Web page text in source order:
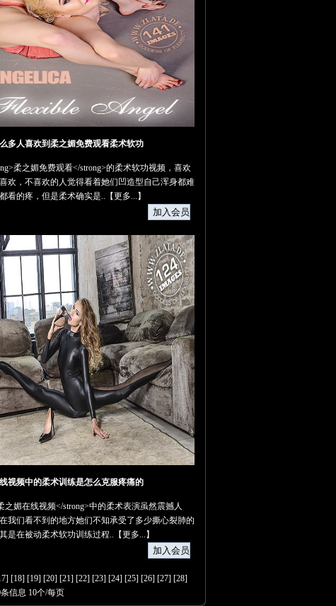
多人喜欢到柔之媚免费观看柔术软功
柔之媚免费观看</strong>的柔术软功视频，喜欢
欢，不喜欢的人觉得看着她们凹造型自己浑身都难
看的疼，但是柔术确实是..【更多... 】
视频中的柔术训练是怎么克服疼痛的
之媚在线视频</strong>中的柔术表演虽然震撼人
我们看不到的地方她们不知承受了多少撕心裂肺的
是在被动柔术软功训练过程..【更多... 】
] [18] [19] [20] [21] [22] [23] [24] [25] [26] [27] [28]
条信息 10个/每页